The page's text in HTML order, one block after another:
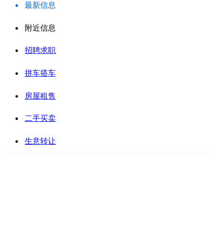
最新信息
附近信息
招聘求职
拼车搭车
房屋租售
二手买卖
生意转让